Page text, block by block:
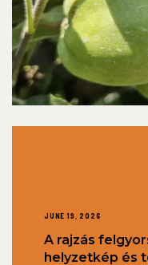
JUNE 19, 2026
A rajzás
helyzetkép és